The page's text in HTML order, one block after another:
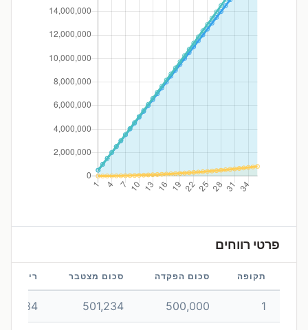
פרטי רווחים
תקופה סכום הפקדה סכום מצטבר ריבית
1
500,000
501,234
1,234